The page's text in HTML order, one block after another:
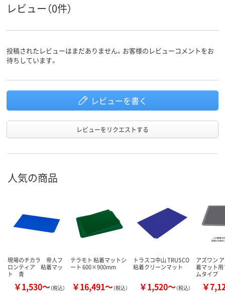
レビュー（0件）
投稿されたレビューはまだありません。お客様のレビューコメントをお
待ちしています。
レビューを書く
レビューをリクエストする
人気の商品
現場のチカラ 帝人フ
ロンティア 粘着マッ
ト 青
￥1,530～（税込）
テラモト 粘着マットシ
ート 600×900mm
￥16,491～（税込）
トラスコ中山 TRUSCO
粘着クリーンマット
￥1,520～（税込）
アズワン
着マット
ムタイプ
￥